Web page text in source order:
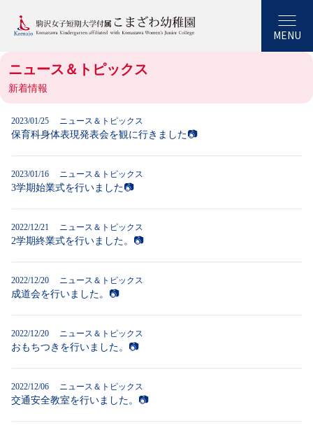
MENU
ニュース＆トピックス
新着情報
2023/01/25 ニュース＆トピックス
保育科身体表現発表会を観に行きました📷
2023/01/16 ニュース＆トピックス
3学期始業式を行いました📷
2022/12/21 ニュース＆トピックス
2学期終業式を行いました。📷
2022/12/20 ニュース＆トピックス
成道会を行いました。📷
2022/12/20 ニュース＆トピックス
おもちつきを行いました。📷
2022/12/06 ニュース＆トピックス
交通安全教室を行いました。📷